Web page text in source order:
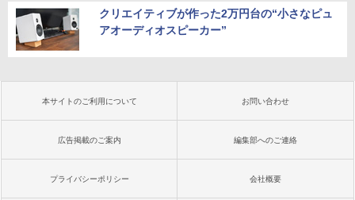
クリエイティブが作った2万円台の“小さなピュ
アオーディオスピーカー”
本サイトのご利用について お問い合わせ
広告掲載のご案内 編集部へのご連絡
プライバシーポリシー 会社概要